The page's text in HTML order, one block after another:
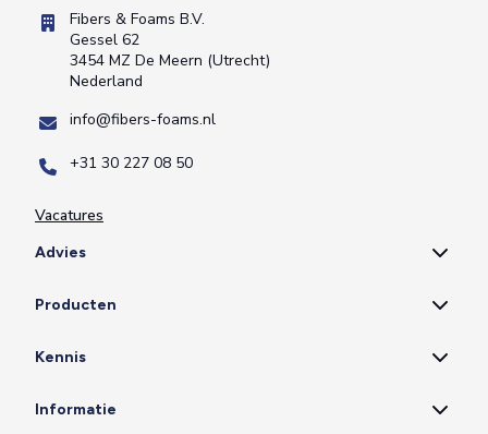
Fibers & Foams B.V.
Gessel 62
3454 MZ De Meern (Utrecht)
Nederland
info@fibers-foams.nl
+31 30 227 08 50
Vacatures
Advies
Producten
Kennis
Informatie